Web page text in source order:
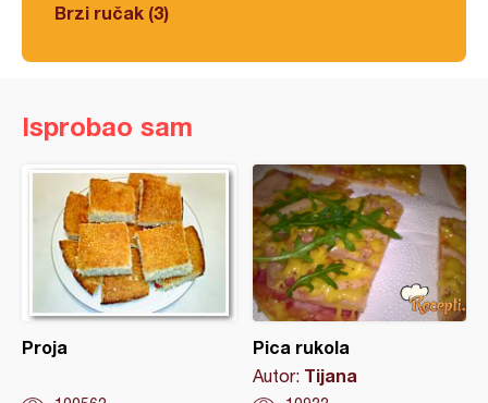
Brzi ručak (3)
Isprobao sam
Proja Pica rukola
Autor: Tijana